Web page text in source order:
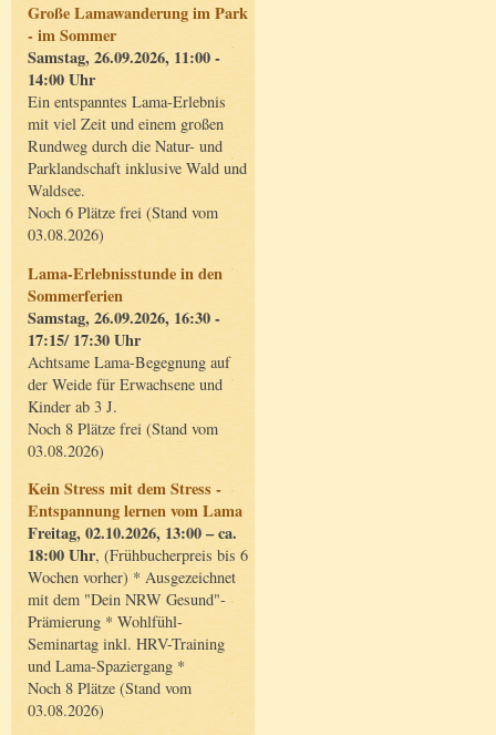
Große Lamawanderung im Park
- im Sommer
Samstag, 26.09.2026, 11:00 -
14:00 Uhr
Ein entspanntes Lama-Erlebnis
mit viel Zeit und einem großen
Rundweg durch die Natur- und
Parklandschaft inklusive Wald und
Waldsee.
Noch 6 Plätze frei (Stand vom
03.08.2026)
Lama-Erlebnisstunde in den
Sommerferien
Samstag, 26.09.2026, 16:30 -
17:15/ 17:30 Uhr
Achtsame Lama-Begegnung auf
der Weide für Erwachsene und
Kinder ab 3 J.
Noch 8 Plätze frei (Stand vom
03.08.2026)
Kein Stress mit dem Stress -
Entspannung lernen vom Lama
Freitag, 02.10.2026, 13:00 – ca.
18:00 Uhr, (Frühbucherpreis bis 6
Wochen vorher) * Ausgezeichnet
mit dem "Dein NRW Gesund"-
Prämierung * Wohlfühl-
Seminartag inkl. HRV-Training
und Lama-Spaziergang *
Noch 8 Plätze (Stand vom
03.08.2026)